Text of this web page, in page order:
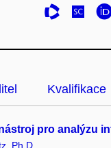
Kvalifikace
pro analýzu
Ph.D.